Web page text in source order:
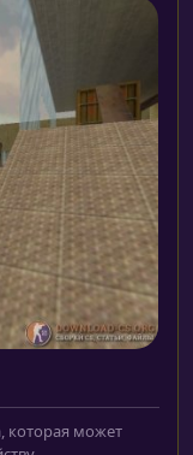
которая может